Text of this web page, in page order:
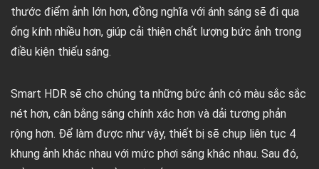
thước điểm ảnh lớn hơn, đồng nghĩa với ánh sáng sẽ đi qua
ống kính nhiều hơn, giúp cải thiện chất lượng bức ảnh trong
điều kiện thiếu sáng.
Smart HDR sẽ cho chúng ta những bức ảnh có màu sắc sắc
nét hơn, cân bằng sáng chính xác hơn và dải tương phản
rộng hơn. Để làm được như vậy, thiết bị sẽ chụp liên tục 4
khung ảnh khác nhau với mức phơi sáng khác nhau. Sau đó,